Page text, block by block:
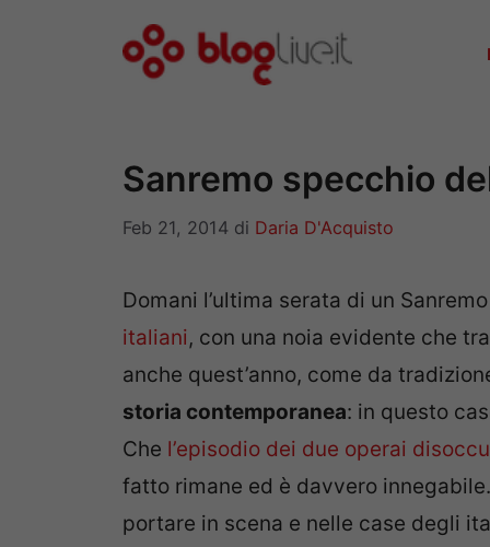
Sanremo specchio
Feb 21, 2014 di Daria D'Acquisto
Domani l’ultima serata di un
italiani, con una noia evidente che
anche quest’anno, come da
storia contemporanea: in questo
Che l’episodio dei due operai
fatto rimane ed è davvero
portare in scena e nelle case degli